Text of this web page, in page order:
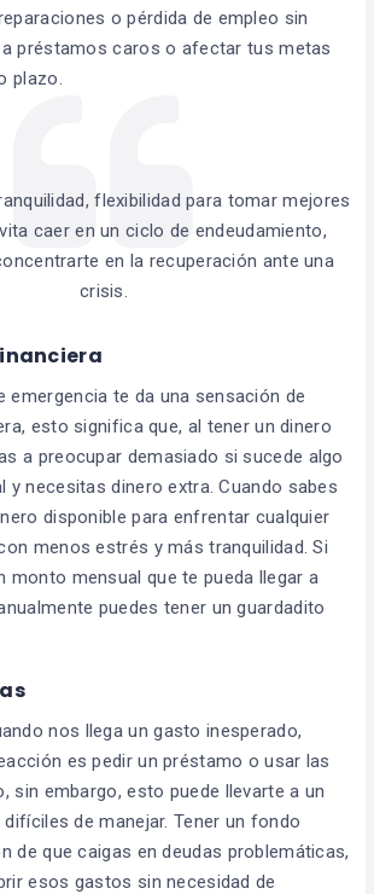
o pérdida de empleo sin
préstamos caros o afectar tus metas
plazo.
flexibilidad para tomar mejores
caer en un ciclo de endeudamiento,
en la recuperación ante una
crisis.
emergencia te da una sensación de
esto significa que, al tener un dinero
a preocupar demasiado si sucede algo
y necesitas dinero extra. Cuando sabes
disponible para enfrentar cualquier
menos estrés y más tranquilidad. Si
monto mensual que te pueda llegar a
puedes tener un guardadito
nos llega un gasto inesperado,
es pedir un préstamo o usar las
sin embargo, esto puede llevarte a un
de manejar. Tener un fondo
de que caigas en deudas problemáticas,
esos gastos sin necesidad de